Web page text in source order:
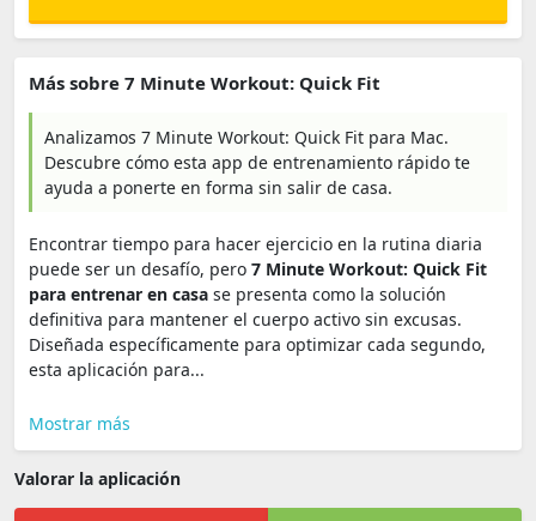
Más sobre 7 Minute Workout: Quick Fit
Analizamos 7 Minute Workout: Quick Fit para Mac.
Descubre cómo esta app de entrenamiento rápido te
ayuda a ponerte en forma sin salir de casa.
Encontrar tiempo para hacer ejercicio en la rutina diaria
puede ser un desafío, pero 7 Minute Workout: Quick Fit
para entrenar en casa se presenta como la solución
definitiva para mantener el cuerpo activo sin excusas.
Diseñada específicamente para optimizar cada segundo,
esta aplicación para...
Mostrar más
Valorar la aplicación